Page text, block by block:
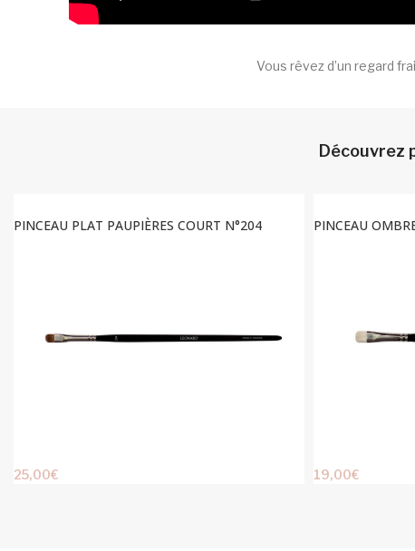
Vous rêvez d’un regard
Découvrez
PINCEAU PLAT PAUPIÈRES COURT N°204
25,00€
PINCEAU
19,00€